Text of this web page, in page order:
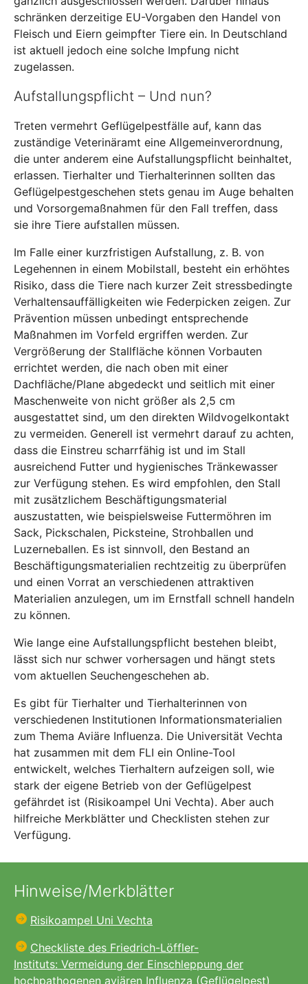
schränken derzeitige EU-Vorgaben den Handel von
Fleisch und Eiern geimpfter Tiere ein. In Deutschland
ist aktuell jedoch eine solche Impfung nicht
zugelassen.
Aufstallungspflicht – Und nun?
Treten vermehrt Geflügelpestfälle auf, kann das
zuständige Veterinäramt eine Allgemeinverordnung,
die unter anderem eine Aufstallungspflicht beinhaltet,
erlassen. Tierhalter und Tierhalterinnen sollten das
Geflügelpestgeschehen stets genau im Auge behalten
und Vorsorgemaßnahmen für den Fall treffen, dass
sie ihre Tiere aufstallen müssen.
Im Falle einer kurzfristigen Aufstallung, z. B. von
Legehennen in einem Mobilstall, besteht ein erhöhtes
Risiko, dass die Tiere nach kurzer Zeit stressbedingte
Verhaltensauffälligkeiten wie Federpicken zeigen. Zur
Prävention müssen unbedingt entsprechende
Maßnahmen im Vorfeld ergriffen werden. Zur
Vergrößerung der Stallfläche können Vorbauten
errichtet werden, die nach oben mit einer
Dachfläche/Plane abgedeckt und seitlich mit einer
Maschenweite von nicht größer als 2,5 cm
ausgestattet sind, um den direkten Wildvogelkontakt
zu vermeiden. Generell ist vermehrt darauf zu achten,
dass die Einstreu scharrfähig ist und im Stall
ausreichend Futter und hygienisches Tränkewasser
zur Verfügung stehen. Es wird empfohlen, den Stall
mit zusätzlichem Beschäftigungsmaterial
auszustatten, wie beispielsweise Futtermöhren im
Sack, Pickschalen, Picksteine, Strohballen und
Luzerneballen. Es ist sinnvoll, den Bestand an
Beschäftigungsmaterialien rechtzeitig zu überprüfen
und einen Vorrat an verschiedenen attraktiven
Materialien anzulegen, um im Ernstfall schnell handeln
zu können.
Wie lange eine Aufstallungspflicht bestehen bleibt,
lässt sich nur schwer vorhersagen und hängt stets
vom aktuellen Seuchengeschehen ab.
Es gibt für Tierhalter und Tierhalterinnen von
verschiedenen Institutionen Informationsmaterialien
zum Thema Aviäre Influenza. Die Universität Vechta
hat zusammen mit dem FLI ein Online-Tool
entwickelt, welches Tierhaltern aufzeigen soll, wie
stark der eigene Betrieb von der Geflügelpest
gefährdet ist (Risikoampel Uni Vechta). Aber auch
hilfreiche Merkblätter und Checklisten stehen zur
Verfügung.
Hinweise/Merkblätter
Risikoampel Uni Vechta
Checkliste des Friedrich-Löffler-
Instituts: Vermeidung der Einschleppung der
hochpathogenen aviären Influenza (Geflügelpest)